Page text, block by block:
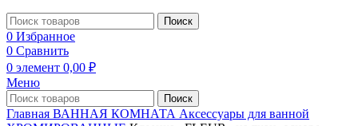
Поиск
0 Избранное
0 Сравнить
0 элемент 0,00 ₽
Меню
Поиск
Главная ВАННАЯ КОМНАТА Аксессуары для ванной